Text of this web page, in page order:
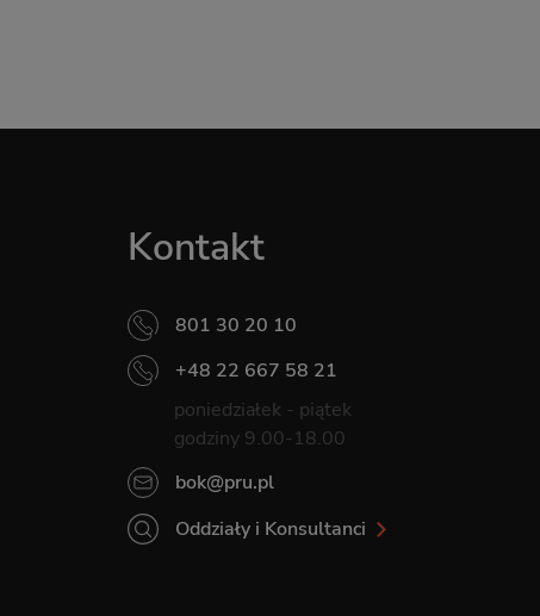
Kontakt
801 30 20 10
+48 22 667 58 21
poniedziałek - piątek
godziny 9.00-18.00
bok@pru.pl
Oddziały i Konsultanci